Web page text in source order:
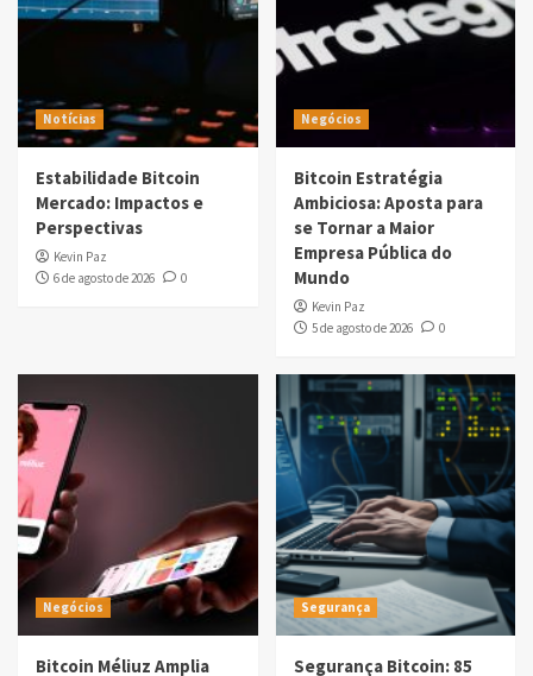
Notícias
Estabilidade Bitcoin
Mercado: Impactos e
Perspectivas
Kevin Paz
6 de agosto de 2026
0
Negócios
Bitcoin Estratégia
Ambiciosa: Aposta para
se Tornar a Maior
Empresa Pública do
Mundo
Kevin Paz
5 de agosto de 2026
0
Negócios
Bitcoin Méliuz Amplia
Segurança
Segurança Bitcoin: 85